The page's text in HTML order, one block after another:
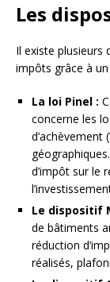
Les
Il existe plusieurs
impôts grâce à
La loi Pinel :
concerne les
d’achèvement
d’impôt sur le
Le dispositif
de bâtiments
réduction
réalisés,